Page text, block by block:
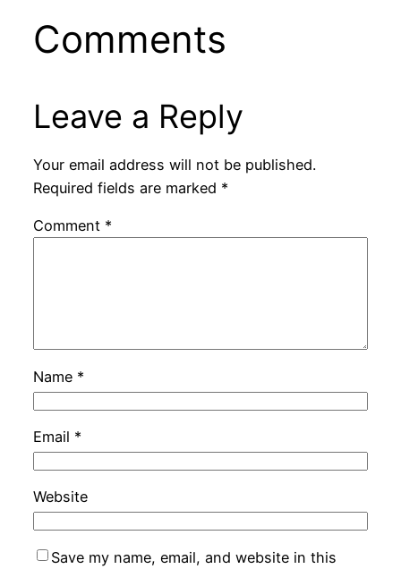
Comments
Leave a Reply
Your email address will not be published.
Required fields are marked *
Comment *
Name *
Email *
Website
Save my name, email, and website in this